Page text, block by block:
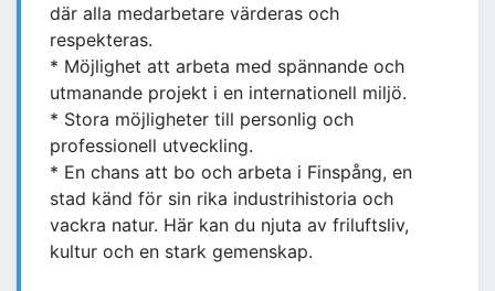
där alla medarbetare värderas och
respekteras.
* Möjlighet att arbeta med spännande och
utmanande projekt i en internationell miljö.
* Stora möjligheter till personlig och
professionell utveckling.
* En chans att bo och arbeta i Finspång, en
stad känd för sin rika industrihistoria och
vackra natur. Här kan du njuta av friluftsliv,
kultur och en stark gemenskap.